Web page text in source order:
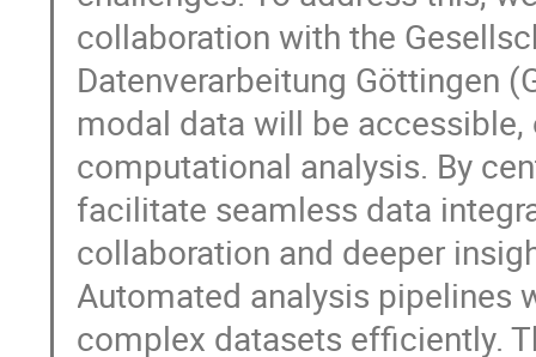
collaboration with the
Datenverarbeitung Göttingen
modal data will be
computational analysis. By
facilitate seamless data
collaboration and deeper
Automated analysis pipelines
complex datasets efficiently.